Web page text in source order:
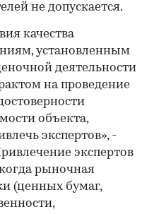
не допускается.
качества
установленным
деятельности
на проведение
объекта,
экспертов», -
экспертов
рыночная
(ценных бумаг,